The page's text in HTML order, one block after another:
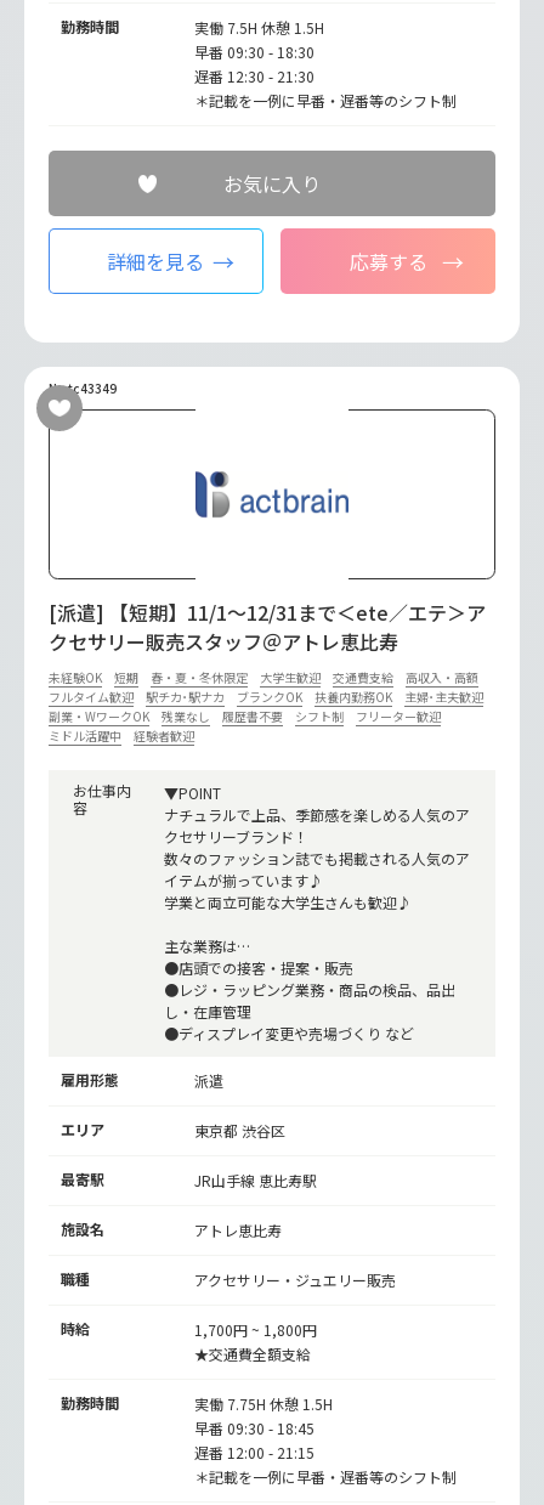
勤務時間
実働 7.5H 休憩 1.5H
早番 09:30 - 18:30
遅番 12:30 - 21:30
＊記載を一例に早番・遅番等のシフト制
お気に入り
詳細を見る 応募する
No.tc43349
[派遣] 【短期】11/1～12/31まで＜ete／エテ＞ア
クセサリー販売スタッフ＠アトレ恵比寿
未経験OK 短期 春・夏・冬休限定 大学生歓迎 交通費支給
高収入・高額
フルタイム歓迎
駅チカ･駅ナカ ブランクOK 扶養内勤務OK
主婦･主夫歓迎
副業・WワークOK
残業なし 履歴書不要 シフト制
フリーター歓迎
ミドル活躍中
経験者歓迎
お仕事内
容
▼POINT
ナチュラルで上品、季節感を楽しめる人気のア
クセサリーブランド！
数々のファッション誌でも掲載される人気のア
イテムが揃っています♪
学業と両立可能な大学生さんも歓迎♪
主な業務は…
●店頭での接客・提案・販売
●レジ・ラッピング業務・商品の検品、品出
し・在庫管理
●ディスプレイ変更や売場づくり など
雇用形態 派遣
エリア 東京都 渋谷区
最寄駅 JR山手線 恵比寿駅
施設名 アトレ恵比寿
職種 アクセサリー・ジュエリー販売
時給
1,700円 ~ 1,800円
★交通費全額支給
勤務時間
実働 7.75H 休憩 1.5H
早番 09:30 - 18:45
遅番 12:00 - 21:15
＊記載を一例に早番・遅番等のシフト制